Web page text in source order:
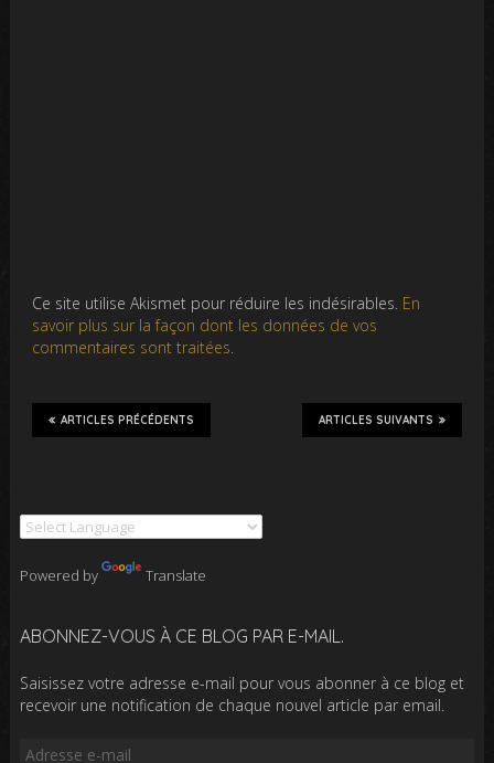
Ce site utilise Akismet pour réduire les indésirables. En
savoir plus sur la façon dont les données de vos
commentaires sont traitées
ARTICLES SUIVANTS
ARTICLES PRÉCÉDENTS
Powered by Translate
ABONNEZ-VOUS À CE BLOG PAR E-MAIL.
Saisissez votre adresse e-mail pour vous abonner à ce blog et
recevoir une notification de chaque nouvel article par email.
Adresse